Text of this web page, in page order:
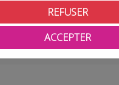
Vers la fin du billet
REFUSER
ACCEPTER